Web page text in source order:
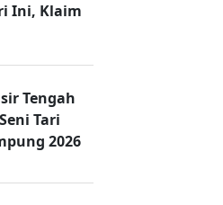
Ini, Klaim
Tengah
Tari
2026